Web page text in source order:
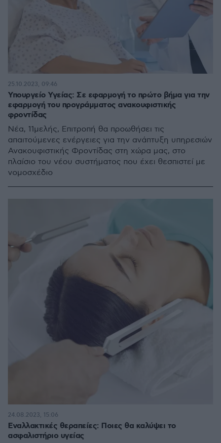
Υπουργείο Υγείας: Σε εφαρμογή το πρώτο βήμα για την
εφαρμογή του προγράμματος ανακουφιστικής
φροντίδας
Νέα, 11μελής, Επιτροπή θα προωθήσει τις
απαιτούμενες ενέργειες για την ανάπτυξη υπηρεσιών
Ανακουφιστικής Φροντίδας στη χώρα μας, στο
πλαίσιο του νέου συστήματος που έχει θεσπιστεί με
νομοσχέδιο
25.10.2023, 09:46
Εναλλακτικές θεραπείες: Ποιες θα καλύψει το
ασφαλιστήριο υγείας
24.08.2023, 15:06